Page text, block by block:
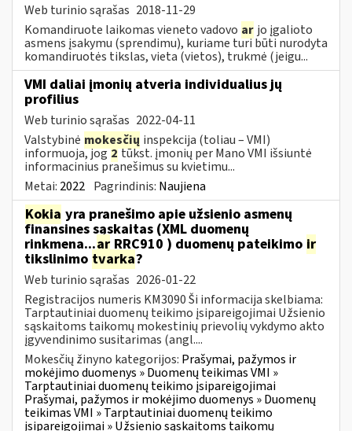
Web turinio sąrašas 2018-11-29
Komandiruote laikomas vieneto vadovo ar jo įgalioto
asmens įsakymu (sprendimu), kuriame turi būti nurodyta
komandiruotės tikslas, vieta (vietos), trukmė (jeigu...
VMI daliai įmonių atveria individualius jų
profilius
Web turinio sąrašas 2022-04-11
Valstybinė mokesčių inspekcija (toliau – VMI)
informuoja, jog2tūkst. įmonių per Mano VMI išsiuntė
informacinius pranešimus su kvietimu...
Metai: 2022 Pagrindinis: Naujiena
Kokia yra pranešimo apie užsienio asmenų
finansines sąskaitas (XML duomenų
rinkmena...ar RRC910 ) duomenų pateikimo ir
tikslinimo tvarka?
Web turinio sąrašas 2026-01-22
Registracijos numeris KM3090 Ši informacija skelbiama:
Tarptautiniai duomenų teikimo įsipareigojimai Užsienio
sąskaitoms taikomų mokestinių prievolių vykdymo akto
įgyvendinimo susitarimas (angl....
Mokesčių žinyno kategorijos: Prašymai, pažymos ir
mokėjimo duomenys » Duomenų teikimas VMI »
Tarptautiniai duomenų teikimo įsipareigojimai
Prašymai, pažymos ir mokėjimo duomenys » Duomenų
teikimas VMI » Tarptautiniai duomenų teikimo
įsipareigojimai » Užsienio sąskaitoms taikomų